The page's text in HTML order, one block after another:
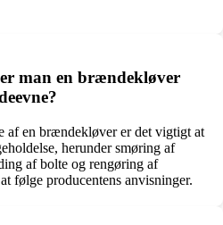
man en brændekløver
af en brændekløver er det vigtigt at
herunder smøring af
af bolte og rengøring af
følge producentens anvisninger.